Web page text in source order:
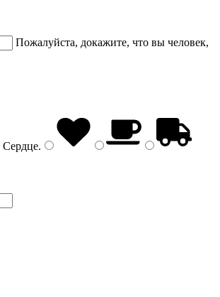
Пожалуйста, докажите, что вы человек,
Сердце.